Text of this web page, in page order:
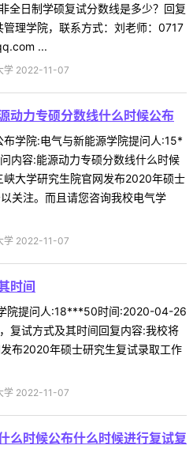
日制学硕复试分数线是多少？回复
理学院，联系方式：刘老师：0717
...
学 2022-11-07
动力专硕分数线什么时候公布
学院:电气与新能源学院提问人:15*
容:能源动力专硕分数线什么时候
大学研究生院官网发布2020年硕士
关注。而且请您咨询我校电气学
学 2022-11-07
时间
院提问人:18***50时间:2020-04-26
复试方式及其时间回复内容:我校将
布2020年硕士研究生复试录取工作
学 2022-11-07
么时候公布什么时候进行复试复